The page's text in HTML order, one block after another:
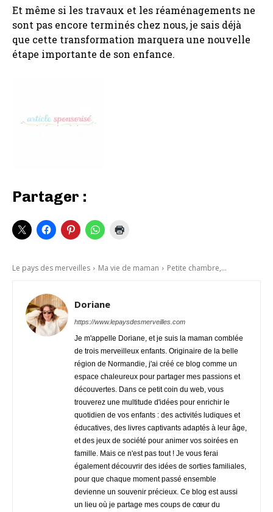
Et même si les travaux et les réaménagements ne
sont pas encore terminés chez nous, je sais déjà
que cette transformation marquera une nouvelle
étape importante de son enfance.
Partager :
Le pays des merveilles Ma vie de maman Petite chambre,...
Doriane
https://www.lepaysdesmerveilles.com
Je m'appelle Doriane, et je suis la maman comblée
de trois merveilleux enfants. Originaire de la belle
région de Normandie, j'ai créé ce blog comme un
espace chaleureux pour partager mes passions et
découvertes. Dans ce petit coin du web, vous
trouverez une multitude d'idées pour enrichir le
quotidien de vos enfants : des activités ludiques et
éducatives, des livres captivants adaptés à leur âge,
et des jeux de société pour animer vos soirées en
famille. Mais ce n'est pas tout ! Je vous ferai
également découvrir des idées de sorties familiales,
pour que chaque moment passé ensemble
devienne un souvenir précieux. Ce blog est aussi
un lieu où je partage mes coups de cœur du